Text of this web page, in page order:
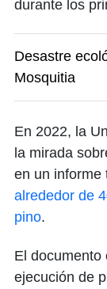
durante los
Desastre
Mosquitia
En 2022, la
la mirada
en un informe
alrededor de
pino.
El documento
ejecución de